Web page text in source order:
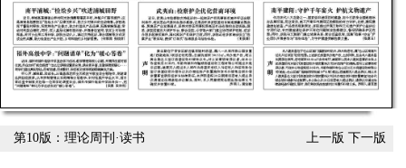
第10版：理论周刊·读书 上一版 下一版